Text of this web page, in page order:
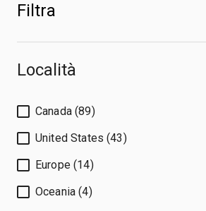
Filtra
Località
Canada (89)
United States (43)
Europe (14)
Oceania (4)